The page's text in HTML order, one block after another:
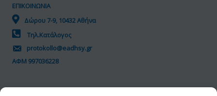
ΕΠΙΚΟΙΝΩΝΙΑ
Δώρου 7-9, 10432 Αθήνα
Τηλ.Κατάλογος
protokollo@eadhsy.gr
ΑΦΜ 997036228
ΠΟΛΙΤΙΚΗ GDPR